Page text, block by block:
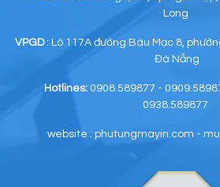
Long
VPGD: Lô 117A đường Bàu Mạc 8,
Đà Nẵng
Hotlines:0908.589877 -
0938.589877
website : phutungmayin.com -